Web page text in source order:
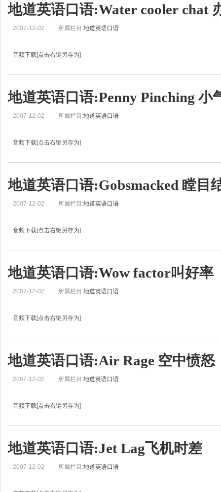
地道英语口语:Water cooler chat
2007-12-02 所属栏目:地道英语口语
音频下载[点击右键另存为]
Zoe: 大家好，我是刘佳。Helen: Today we’re going to look at
地道英语口语:Penny Pinching 小
2007-12-02 所属栏目:地道英语口语
音频下载[点击右键另存为]
Zoe: 你好! 欢迎收听今天的地道英语. 我是刘佳.Helen: Today we’r
地道英语口语:Gobsmacked 瞠目
2007-12-02 所属栏目:地道英语口语
音频下载[点击右键另存为]
Jean: And I’m Jean. Hello!John: In Real English, we look at word
地道英语口语:Wow factor叫好率
2007-12-02 所属栏目:地道英语口语
音频下载[点击右键另存为]
Jean: And I’m Jean.Jo: Today we’re going to look at words and phrases that
地道英语口语:Air Rage 空中愤怒
2007-12-02 所属栏目:地道英语口语
音频下载[点击右键另存为]
Jean: And I’m Jean.Jo: Today we’re going to look at words and phrases that h
地道英语口语:Jet Lag飞机时差
2007-12-02 所属栏目:地道英语口语